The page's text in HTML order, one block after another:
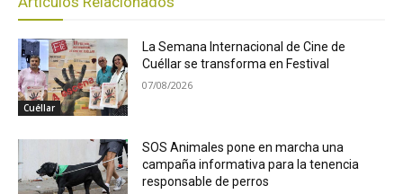
Cuéllar
La Semana Internacional de Cine de
Cuéllar se transforma en Festival
07/08/2026
SOS Animales pone en marcha una
campaña informativa para la tenencia
responsable de perros